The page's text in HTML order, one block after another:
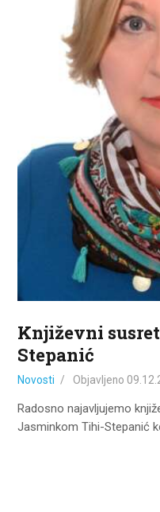
ZA
ODJELI
KONTAKT
Književni
Stepanić
Novosti Objavljeno
Radosno najavljujemo
Jasminkom Tihi-Stepanić